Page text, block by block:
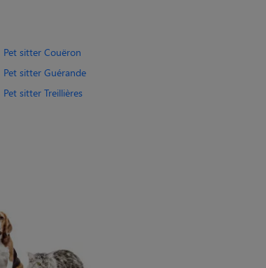
Pet sitter Couëron
Pet sitter Guérande
Pet sitter Treillières